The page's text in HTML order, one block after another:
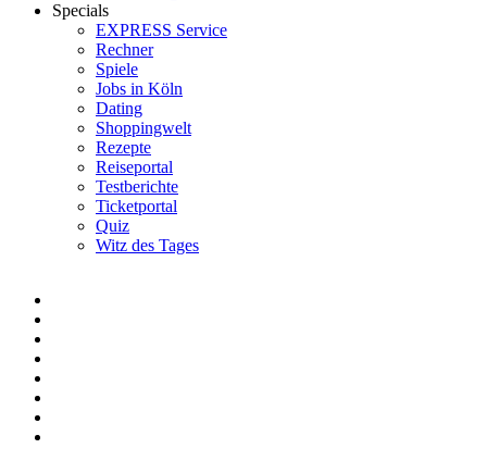
Specials
EXPRESS Service
Rechner
Spiele
Jobs in Köln
Dating
Shoppingwelt
Rezepte
Reiseportal
Testberichte
Ticketportal
Quiz
Witz des Tages